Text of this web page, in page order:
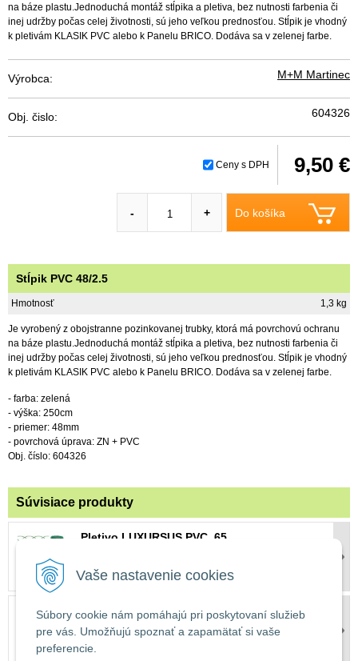
Vaše nastavenie cookies
Súbory cookie nám pomáhajú pri poskytovaní služieb
pre vás. Umožňujú spoznať a zapamätať si vaše
preferencie.
na báze plastu.Jednoduchá montáž stĺpika a pletiva, bez nutnosti farbenia či
inej udržby počas celej životnosti, sú jeho veľkou prednosťou. Stĺpik je vhodný
k pletivám KLASIK PVC alebo k Panelu BRICO. Dodáva sa v zelenej farbe.
Výrobca: M+M Martinec
Obj. čislo: 604326
Ceny s DPH 9,50 €
Do košíka
- +
Stĺpik PVC 48/2.5
Hmotnosť 1,3 kg
Je vyrobený z obojstranne pozinkovanej trubky, ktorá má povrchovú ochranu
na báze plastu.Jednoduchá montáž stĺpika a pletiva, bez nutnosti farbenia či
inej udržby počas celej životnosti, sú jeho veľkou prednosťou. Stĺpik je vhodný
k pletivám KLASIK PVC alebo k Panelu BRICO. Dodáva sa v zelenej farbe.
- farba: zelená
- výška: 250cm
- priemer: 48mm
- povrchová úprava: ZN + PVC
Obj. číslo: 604326
Súvisiace produkty
Pletivo LUXURSUS PVC. 65
Pletivo LUXURSUS PVC. 90
56,90 €s DPH